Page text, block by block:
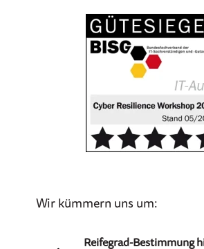
Wir kümmern uns um:
Reifegrad-Bestimmung